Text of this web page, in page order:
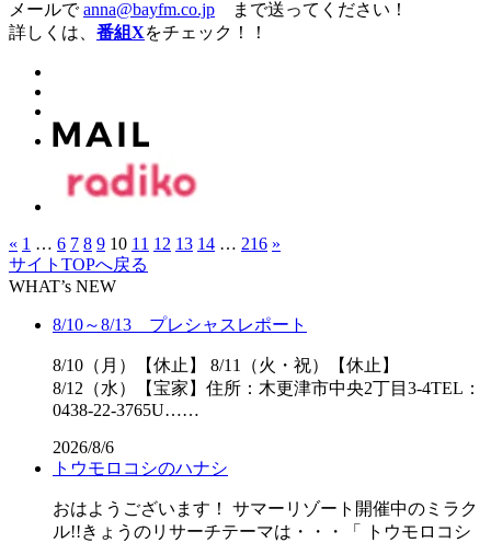
メールでanna@bayfm.co.jp まで送ってください！
詳しくは、 番組Xをチェック！！
« 1 … 6 7 8 9 10 11 12 13 14 … 216 »
サイトTOPへ戻る
WHAT’s NEW
8/10～8/13 プレシャスレポート
8/10（月）【休止】 8/11（火・祝）【休止】
8/12（水）【宝家】住所：木更津市中央2丁目3-4TEL：
0438-22-3765U……
2026/8/6
トウモロコシのハナシ
おはようございます！ サマーリゾート開催中のミラク
ル!!きょうのリサーチテーマは・・・「 トウモロコシ